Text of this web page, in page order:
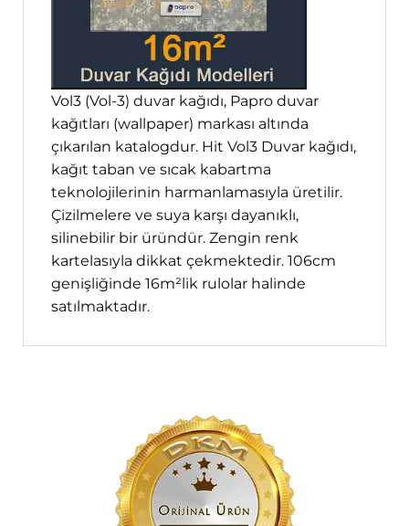
Vol3 (Vol-3) duvar kağıdı, Papro duvar
kağıtları (wallpaper) markası altında
çıkarılan katalogdur. Hit Vol3 Duvar kağıdı,
kağıt taban ve sıcak kabartma
teknolojilerinin harmanlamasıyla üretilir.
Çizilmelere ve suya karşı dayanıklı,
silinebilir bir üründür. Zengin renk
kartelasıyla dikkat çekmektedir. 106cm
genişliğinde 16m²lik rulolar halinde
satılmaktadır.